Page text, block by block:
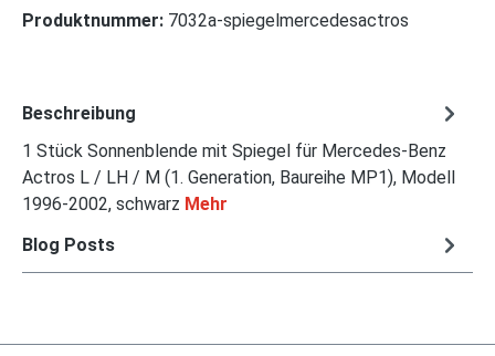
Produktnummer: 7032a-spiegelmercedesactros
Beschreibung
1 Stück Sonnenblende mit Spiegel für Mercedes-Benz
Actros L / LH / M (1. Generation, Baureihe MP1), Modell
1996-2002, schwarz Mehr
Blog Posts